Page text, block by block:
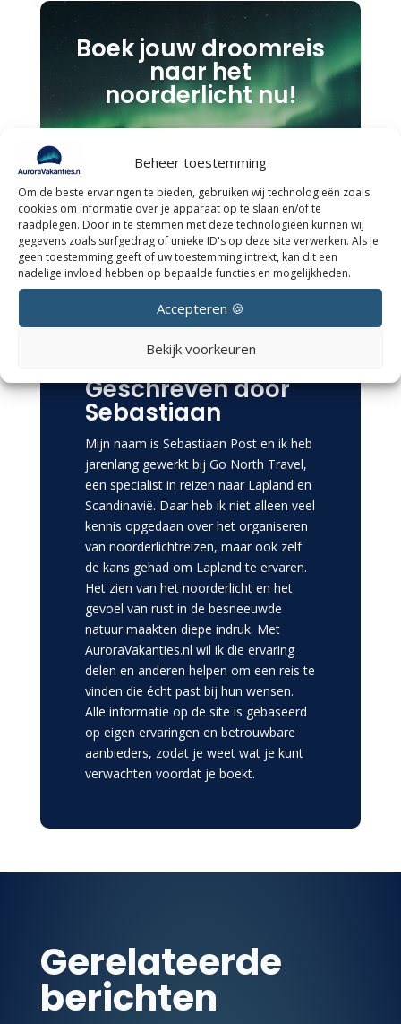
Beheer toestemming
Om de beste ervaringen te bieden, gebruiken wij technologieën zoals
cookies om informatie over je apparaat op te slaan en/of te
raadplegen. Door in te stemmen met deze technologieën kunnen wij
gegevens zoals surfgedrag of unieke ID's op deze site verwerken. Als je
geen toestemming geeft of uw toestemming intrekt, kan dit een
nadelige invloed hebben op bepaalde functies en mogelijkheden.
Accepteren 🍪
Bekijk voorkeuren
Boek jouw droomreis
naar het
noorderlicht nu!
Boek nu
Geschreven door
Sebastiaan
Mijn naam is Sebastiaan Post en ik heb
jarenlang gewerkt bij Go North Travel,
een specialist in reizen naar Lapland en
Scandinavië. Daar heb ik niet alleen veel
kennis opgedaan over het organiseren
van noorderlichtreizen, maar ook zelf
de kans gehad om Lapland te ervaren.
Het zien van het noorderlicht en het
gevoel van rust in de besneeuwde
natuur maakten diepe indruk. Met
AuroraVakanties.nl wil ik die ervaring
delen en anderen helpen om een reis te
vinden die écht past bij hun wensen.
Alle informatie op de site is gebaseerd
op eigen ervaringen en betrouwbare
aanbieders, zodat je weet wat je kunt
verwachten voordat je boekt.
Gerelateerde
berichten